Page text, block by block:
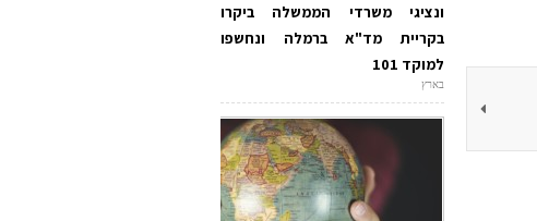
ונציגי משרדי הממשלה ביקרו
בקריית מד"א ברמלה ונחשפו
למוקד 101
בארץ